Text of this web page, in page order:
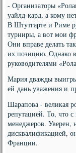
- Организаторы
уайлд-кард, а кому
В Штутгарте и Риме
турниры, а вот мои
Они вправе делать
их позицию. Однако
руководителями
Мария дважды
ей дань уважения и
Шарапова - великая
репутацией. То, что
менеджеров. Уверен,
дисквалификацией,
Франции.